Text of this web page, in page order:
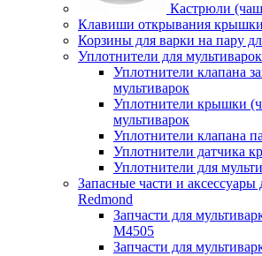
Кастрюли
Клавиши открывания крышки
Корзины для варки на пару
Уплотнители для мультиварок
Уплотнители клапана
мультиварок
Уплотнители крышки
мультиварок
Уплотнители клапана
Уплотнители датчика
Уплотнители для
Запасные части и аксессуары
Redmond
Запчасти для
M4505
Запчасти для